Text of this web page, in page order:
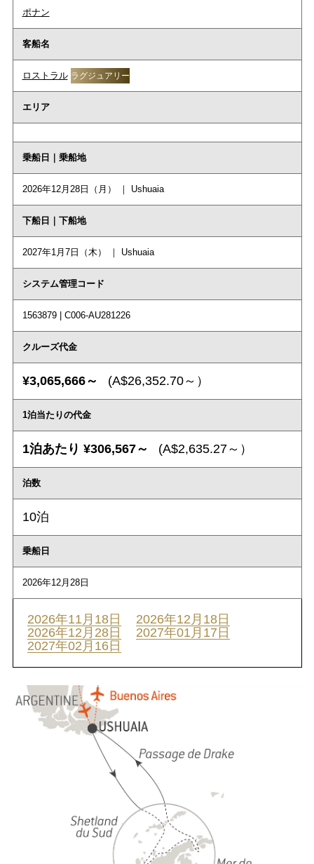
ポナン
客船名
ロストラル ラグジュアリー
エリア
乗船日｜乗船地
2026年12月28日（月） ｜ Ushuaia
下船日｜下船地
2027年1月7日（木） ｜ Ushuaia
システム管理コード
1563879 | C006-AU281226
クルーズ代金
¥3,065,666～ (A$26,352.70～）
1泊当たりの代金
1泊あたり ¥306,567～ (A$2,635.27～）
泊数
10泊
乗船日
2026年12月28日
2026年11月18日
2026年12月18日
2026年12月28日
2027年01月17日
2027年02月16日